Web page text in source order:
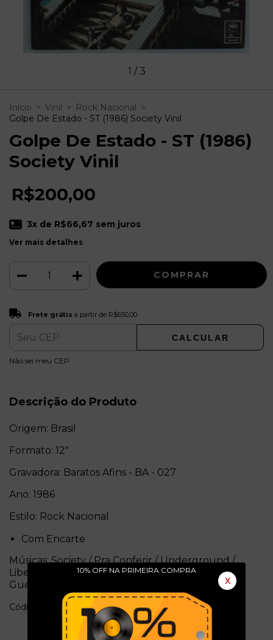
10% OFF NA PRIMEIRA COMPRA
X
1 / 3
Início > Vinil > Rock Nacional >
Golpe De Estado - ST (1986) Society Vinil
Golpe De Estado - ST (1986)
Society Vinil
R$200,00
3x de R$66,67 sem juros
Ver mais detalhes
Entregas para o CEP: ALTERAR CEP
Frete grátis a partir de R$650,00
CALCULAR
Não sei meu CEP
Descrição do Produto
Origem: Brasil
Formato: 12"
Gravadora: Baratos Afins - BA - 027
Ano: 1986
Estilo: Rock Nacional
Com Encarte
Músicas: Society / Pra Conferir / Underground /
Libertação Feminina / Sem Ser Vulgar / Olhos De
Guerra / Aqui Na Terra
Código: l5995